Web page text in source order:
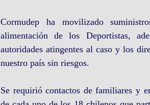
Cormudep ha movilizado
alimentación de los Deportistas,
autoridades atingentes al caso y los
nuestro país sin riesgos.
Se requirió contactos de familiares y